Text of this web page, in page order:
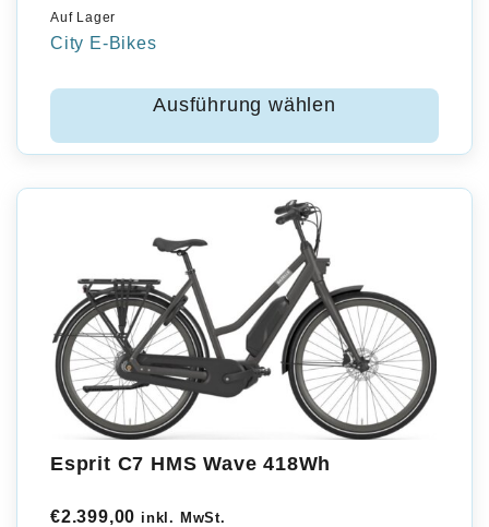
€3.899,00€2.199,00.
Auf Lager
City E-Bikes
Ausführung wählen
Esprit C7 HMS Wave 418Wh
€2.399,00 inkl. MwSt.